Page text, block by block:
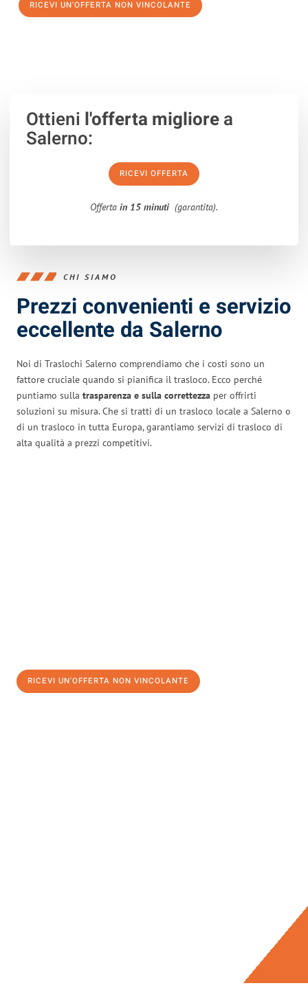
RICEVI UN'OFFERTA NON VINCOLANTE
Ottieni l'offerta migliorea
Salerno:
RICEVI OFFERTA
Offerta in 15 minuti (garantita).
CHI SIAMO
Prezzi convenienti e servizio
eccellente da Salerno
Noi di Traslochi Salerno comprendiamo che i costi sono un
fattore cruciale quando si pianifica il trasloco. Ecco perché
puntiamo sulla trasparenza e sulla correttezza per offrirti
soluzioni su misura. Che si tratti di un trasloco locale a Salerno o
di un trasloco in tutta Europa, garantiamo servizi di trasloco di
alta qualità a prezzi competitivi.
RICEVI UN'OFFERTA NON VINCOLANTE